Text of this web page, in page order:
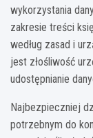
wykorzystania
zakresie treści
według zasad i
jest złośliwość
udostępnianie
Najbezpieczniej
potrzebnym do